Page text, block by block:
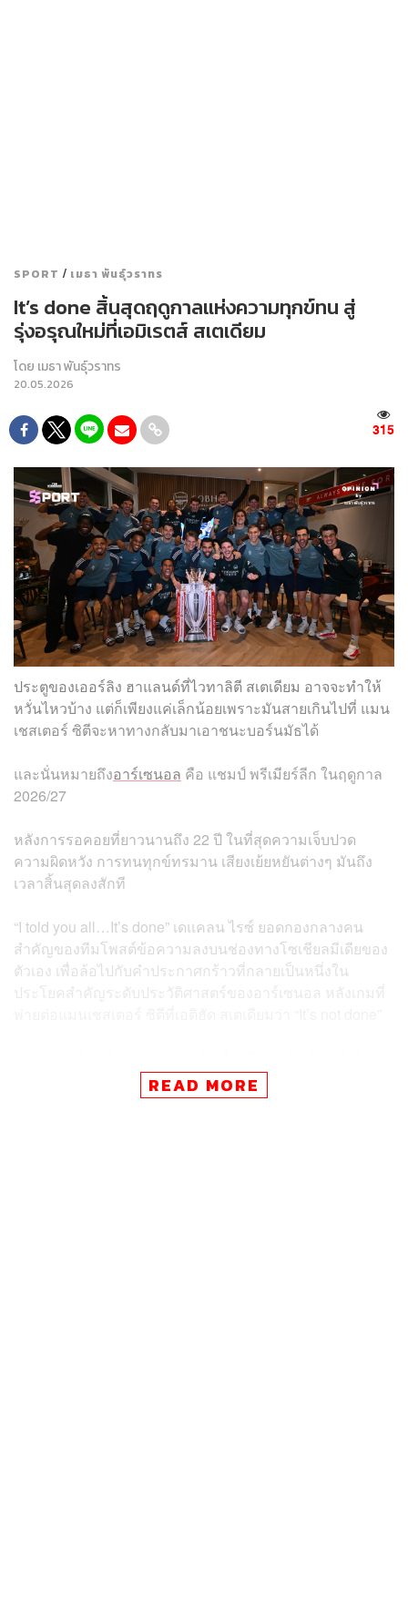
SPORT / เมธา พันธุ์วราทร
It’s done สิ้นสุดฤดูกาลแห่งความทุกข์ทน สู่
รุ่งอรุณใหม่ที่เอมิเรตส์ สเตเดียม
โดย เมธา พันธุ์วราทร
20.05.2026
315
ประตูของเออร์ลิง ฮาแลนด์ที่ไวทาลิตี สเตเดียม อาจจะทำให้
หวั่นไหวบ้าง แต่ก็เพียงแค่เล็กน้อยเพราะมันสายเกินไปที่ แมน
เชสเตอร์ ซิตีจะหาทางกลับมาเอาชนะบอร์นมัธได้
และนั่นหมายถึงอาร์เซนอล คือ แชมป์ พรีเมียร์ลีก ในฤดูกาล
2026/27
หลังการรอคอยที่ยาวนานถึง 22 ปี ในที่สุดความเจ็บปวด
ความผิดหวัง การทนทุกข์ทรมาน เสียงเย้ยหยันต่างๆ มันถึง
เวลาสิ้นสุดลงสักที
“I told you all…It’s done” เดแคลน ไรซ์ ยอดกองกลางคน
สำคัญของทีมโพสต์ข้อความลงบนช่องทางโซเชียลมีเดียของ
ตัวเอง เพื่อล้อไปกับคำประกาศกร้าวที่กลายเป็นหนึ่งใน
ประโยคสำคัญระดับประวัติศาสตร์ของอาร์เซนอล หลังเกมที่
กระบวนการขั้นสุดท้าย กระบวนการอันยาวนานที่จะพา
อาร์เซนอลกลับคืนสู่สถานะที่พวกเขาควรจะอยู่อีกครั้ง
READ MORE